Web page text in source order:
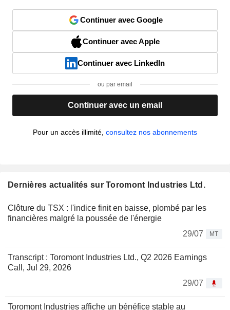
Continuer avec Google
Continuer avec Apple
Continuer avec LinkedIn
ou par email
Continuer avec un email
Pour un accès illimité, consultez nos abonnements
Dernières actualités sur Toromont Industries Ltd.
Clôture du TSX : l'indice finit en baisse, plombé par les
financières malgré la poussée de l'énergie
29/07
MT
Transcript : Toromont Industries Ltd., Q2 2026 Earnings
Call, Jul 29, 2026
29/07
Toromont Industries affiche un bénéfice stable au